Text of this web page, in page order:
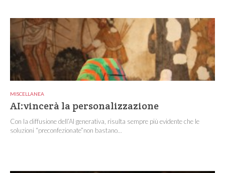
MISCELLANEA
AI:vincerà la personalizzazione
Con la diffusione dell’AI generativa, risulta sempre più evidente che le
soluzioni “preconfezionate”non bastano...